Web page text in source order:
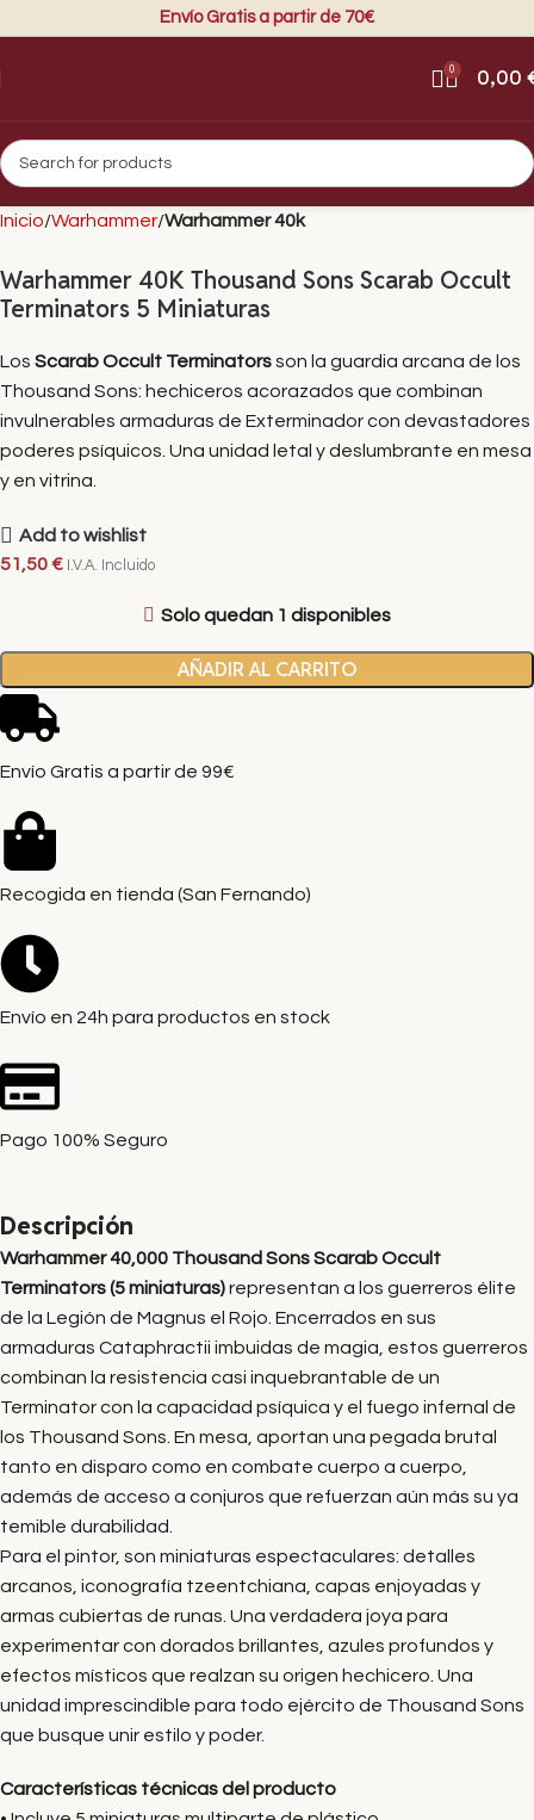
Envío Gratis a partir de 70€
0 0,00
Inicio Warhammer Warhammer 40k
Warhammer 40K Thousand Sons Scarab Occult
Terminators 5 Miniaturas
Los Scarab Occult Terminatorsson la guardia arcana de los
Thousand Sons: hechiceros acorazados que combinan
invulnerables armaduras de Exterminador con devastadores
poderes psíquicos. Una unidad letal y deslumbrante en mesa
y en vitrina.
Add to wishlist
51,50€ I.V.A. Incluido
Solo quedan 1 disponibles
AÑADIR AL CARRITO
Envío Gratis a partir de 99€
Recogida en tienda (San Fernando)
Envío en 24h para productos en stock
Pago 100% Seguro
Descripción
Warhammer 40,000 Thousand Sons Scarab Occult
Terminators (5 miniaturas)representan a los guerreros élite
de la Legión de Magnus el Rojo. Encerrados en sus
armaduras Cataphractii imbuidas de magia, estos guerreros
combinan la resistencia casi inquebrantable de un
Terminator con la capacidad psíquica y el fuego infernal de
los Thousand Sons. En mesa, aportan una pegada brutal
tanto en disparo como en combate cuerpo a cuerpo,
además de acceso a conjuros que refuerzan aún más su ya
temible durabilidad.
Para el pintor, son miniaturas espectaculares: detalles
arcanos, iconografía tzeentchiana, capas enjoyadas y
armas cubiertas de runas. Una verdadera joya para
experimentar con dorados brillantes, azules profundos y
efectos místicos que realzan su origen hechicero. Una
unidad imprescindible para todo ejército de Thousand Sons
que busque unir estilo y poder.
Características técnicas del producto